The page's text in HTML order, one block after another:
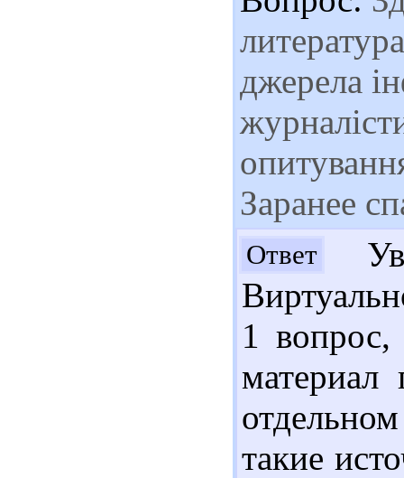
джерела
Заранее
Ответ
1 вопрос,
материал
такие